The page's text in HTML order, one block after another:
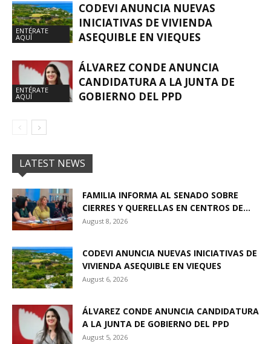
ENTÉRATE
AQUÍ
CODEVI ANUNCIA NUEVAS
INICIATIVAS DE VIVIENDA
ASEQUIBLE EN VIEQUES
ENTÉRATE
AQUÍ
ÁLVAREZ CONDE ANUNCIA
CANDIDATURA A LA JUNTA DE
GOBIERNO DEL PPD
LATEST NEWS
FAMILIA INFORMA AL SENADO SOBRE
CIERRES Y QUERELLAS EN CENTROS DE...
August 8, 2026
CODEVI ANUNCIA NUEVAS INICIATIVAS DE
VIVIENDA ASEQUIBLE EN VIEQUES
August 6, 2026
ÁLVAREZ CONDE ANUNCIA CANDIDATURA
A LA JUNTA DE GOBIERNO DEL PPD
August 5, 2026